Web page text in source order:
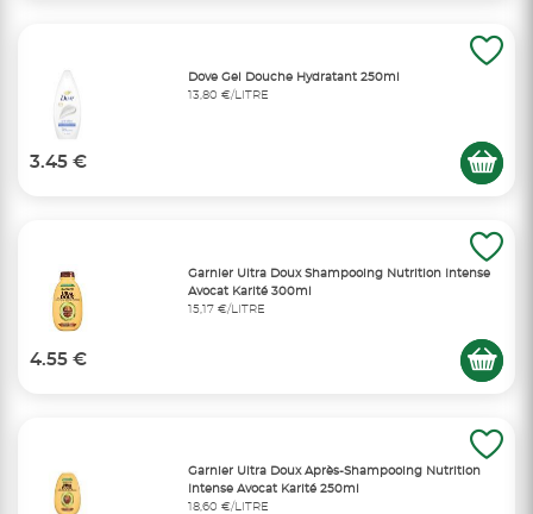
Dove Gel Douche Hydratant 250ml
13,80 €/LITRE
3.45 €
Garnier Ultra Doux Shampooing Nutrition Intense
Avocat Karité 300ml
15,17 €/LITRE
4.55 €
Garnier Ultra Doux Après-Shampooing Nutrition
Intense Avocat Karité 250ml
18,60 €/LITRE